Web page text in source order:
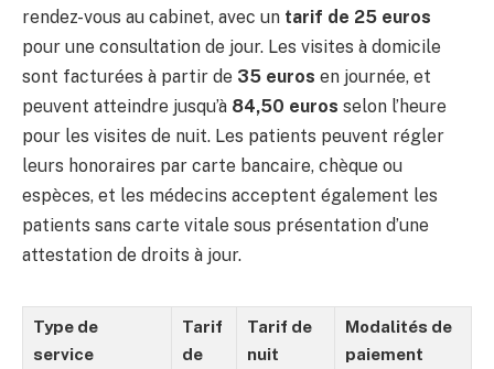
rendez-vous au cabinet, avec un tarif de 25 euros
pour une consultation de jour. Les visites à domicile
sont facturées à partir de 35 euros en journée, et
peuvent atteindre jusqu’à 84,50 euros selon l’heure
pour les visites de nuit. Les patients peuvent régler
leurs honoraires par carte bancaire, chèque ou
espèces, et les médecins acceptent également les
patients sans carte vitale sous présentation d’une
attestation de droits à jour.
Type de
service
Tarif
de
Tarif de
nuit
Modalités de
paiement